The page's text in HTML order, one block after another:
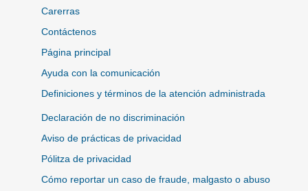
Carerras
Contáctenos
Página principal
Ayuda con la comunicación
Definiciones y términos de la atención administrada
Declaración de no discriminación
Aviso de prácticas de privacidad
Pólitza de privacidad
Cómo reportar un caso de fraude, malgasto o abuso